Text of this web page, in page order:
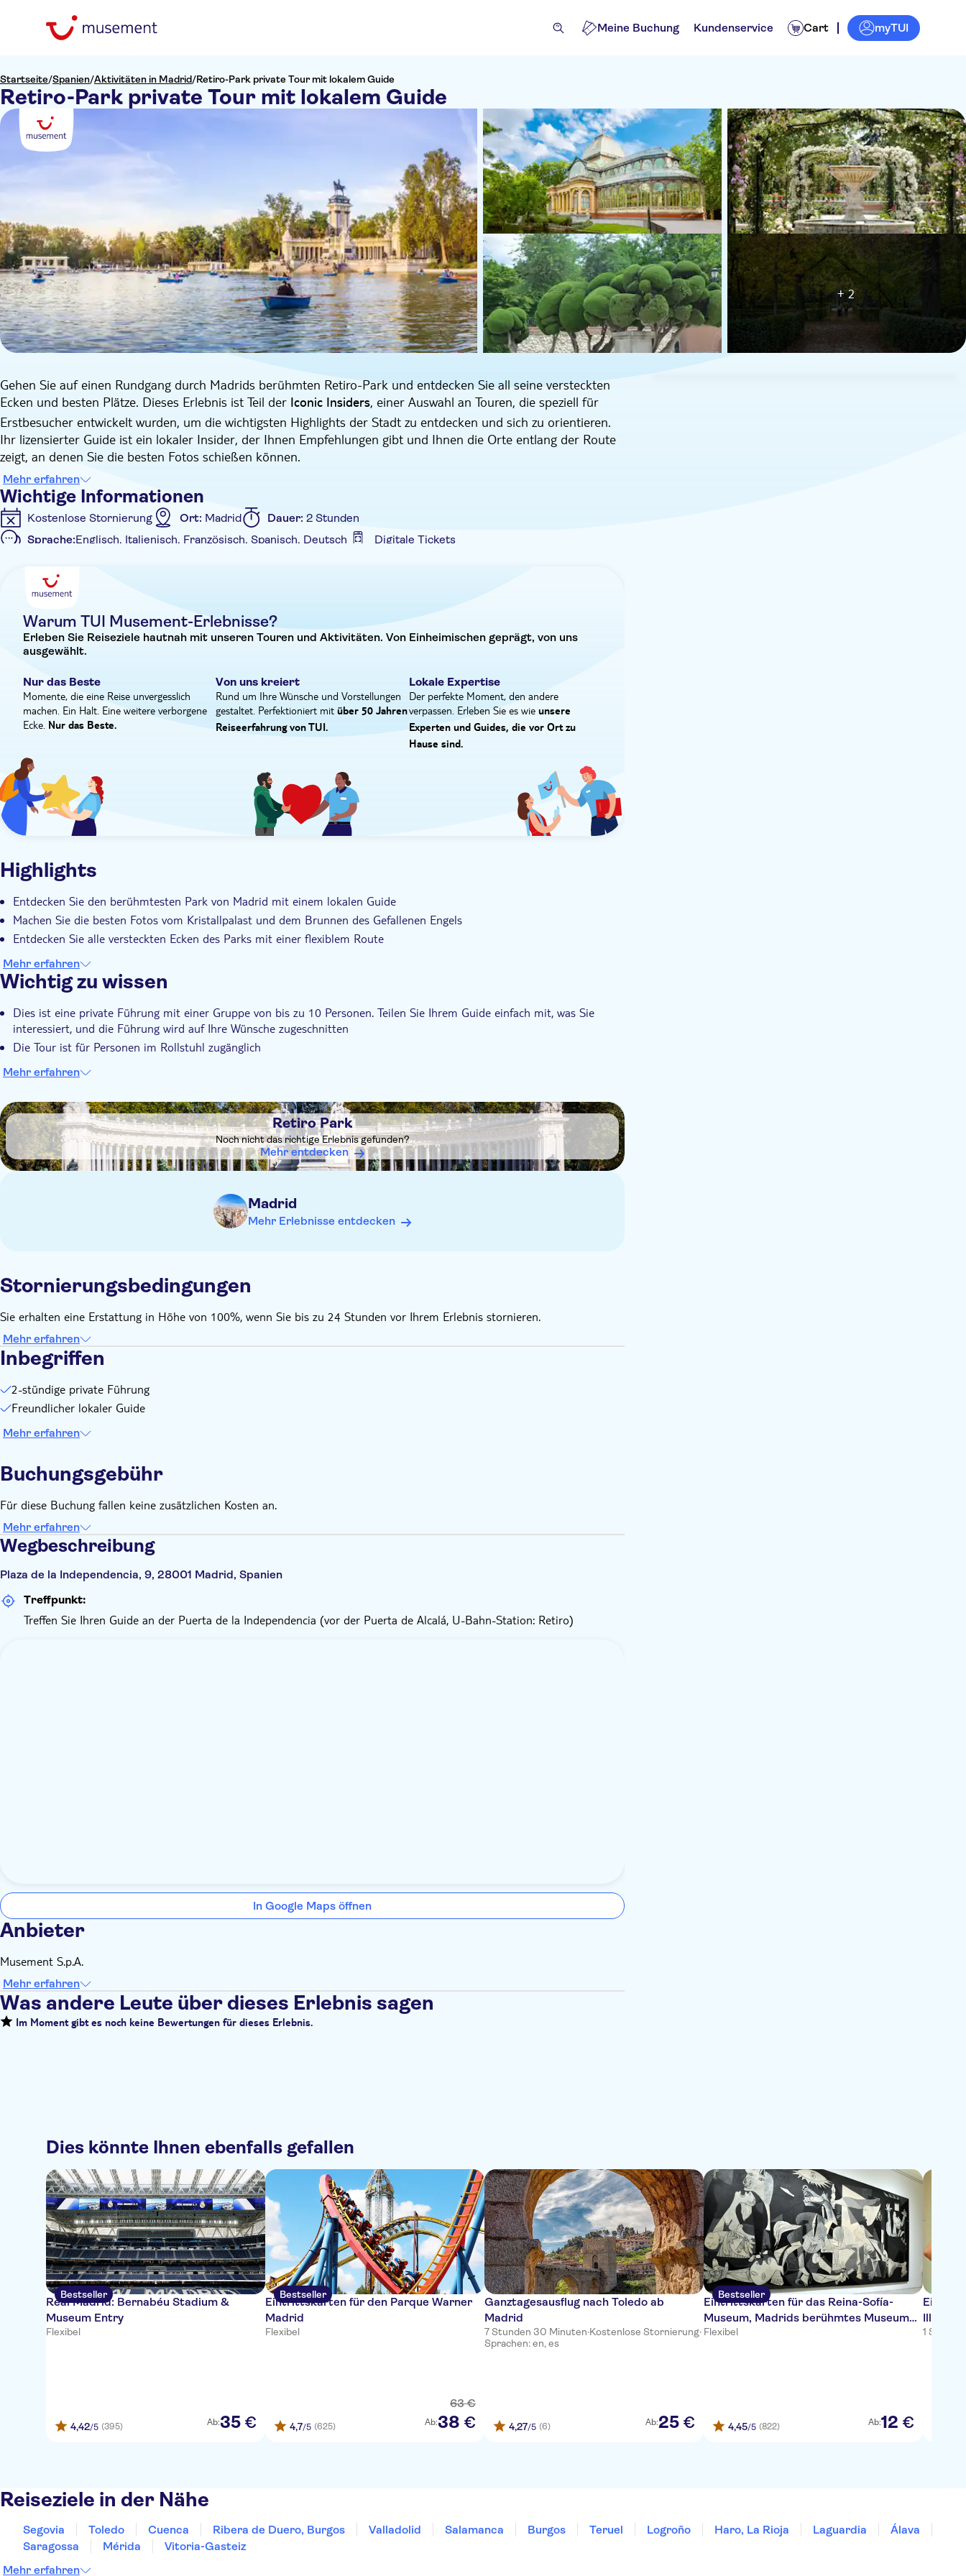
Meine Buchung Kundenservice Cart myTUI
Startseite/Spanien/Aktivitäten in Madrid/Retiro-Park private Tour mit lokalem Guide
Retiro-Park private Tour mit lokalem Guide
+ 2
Gehen Sie auf einen Rundgang durch Madrids berühmten Retiro-Park und entdecken Sie all seine versteckten
Ecken und besten Plätze. Dieses Erlebnis ist Teil der Iconic Insiders, einer Auswahl an Touren, die speziell für
Erstbesucher entwickelt wurden, um die wichtigsten Highlights der Stadt zu entdecken und sich zu orientieren.
Ihr lizensierter Guide ist ein lokaler Insider, der Ihnen Empfehlungen gibt und Ihnen die Orte entlang der Route
zeigt, an denen Sie die besten Fotos schießen können.
Sie beginnen Ihr Erlebnis mit einem Spaziergang durch die einzigartigen Landschaften des Parks und machen
die besten Instagram-tauglichen Fotos an emblematischen Orten wie dem schönen Teich und dem Kristallpalast.
Folgen Sie Ihrem erfahrenen Guide und bewundern Sie den Brunnen des Gefallenen Engels (Fuente del Ángel
Caído), ein Meisterwerk des spanischen Bildhauers Ricardo Bellver.
Das Madrider Wahrzeichen gehörte bis zum späten 19. Jahrhundert der spanischen Monarchie, bis es zu einer
zu erfahren, während Sie ihn in ihrem eigenen Tempo erkunden.
Mehr erfahren
Wichtige Informationen
Kostenlose Stornierung Ort: Madrid Dauer: 2 Stunden
Sprache:Englisch, Italienisch, Französisch, Spanisch, Deutsch Digitale Tickets
Sofortbestätigung
Warum TUI Musement-Erlebnisse?
Erleben Sie Reiseziele hautnah mit unseren Touren und Aktivitäten. Von Einheimischen geprägt, von uns
ausgewählt.
Nur das Beste
Momente, die eine Reise unvergesslich
machen. Ein Halt. Eine weitere verborgene
Ecke. Nur das Beste.
Von uns kreiert
Rund um Ihre Wünsche und Vorstellungen
gestaltet. Perfektioniert mitüber 50 Jahren
Reiseerfahrung von TUI.
Lokale Expertise
Der perfekte Moment, den andere
verpassen. Erleben Sie es wie unsere
Experten und Guides, die vor Ort zu
Hause sind.
Highlights
Entdecken Sie den berühmtesten Park von Madrid mit einem lokalen Guide
Machen Sie die besten Fotos vom Kristallpalast und dem Brunnen des Gefallenen Engels
Entdecken Sie alle versteckten Ecken des Parks mit einer flexiblem Route
Mehr erfahren
Wichtig zu wissen
Dies ist eine private Führung mit einer Gruppe von bis zu 10 Personen. Teilen Sie Ihrem Guide einfach mit, was Sie
interessiert, und die Führung wird auf Ihre Wünsche zugeschnitten
Die Tour ist für Personen im Rollstuhl zugänglich
Mehr erfahren
DSA1Retiro Park
Retiro Park
Noch nicht das richtige Erlebnis gefunden?
Mehr entdecken
Madrid
Mehr Erlebnisse entdecken
Stornierungsbedingungen
Sie erhalten eine Erstattung in Höhe von 100%, wenn Sie bis zu 24 Stunden vor Ihrem Erlebnis stornieren.
Mehr erfahren
Inbegriffen
2-stündige private Führung
Freundlicher lokaler Guide
Mehr erfahren
Buchungsgebühr
Für diese Buchung fallen keine zusätzlichen Kosten an.
Mehr erfahren
Wegbeschreibung
Plaza de la Independencia, 9, 28001 Madrid, Spanien
Treffpunkt:
Treffen Sie Ihren Guide an der Puerta de la Independencia (vor der Puerta de Alcalá, U-Bahn-Station: Retiro)
In Google Maps öffnen
Anbieter
Musement S.p.A.
Mehr erfahren
Was andere Leute über dieses Erlebnis sagen
Im Moment gibt es noch keine Bewertungen für dieses Erlebnis.
Dies könnte Ihnen ebenfalls gefallen
Bestseller
Real Madrid: Bernabéu Stadium &
Museum Entry
Flexibel
4,42/5 (395) Ab:35 €
Bestseller
Eintrittskarten für den Parque Warner
Madrid
Flexibel
4,7/5 (625)
63 €
Ab:38 €
Ganztagesausflug nach Toledo ab
Madrid
7 Stunden 30 Minuten·Kostenlose Stornierung·
Sprachen: en, es
4,27/5 (6) Ab:25 €
Bestseller
Eintrittskarten für das Reina-Sofía-
Museum, Madrids berühmtes Museum
für moderne Kunst
Flexibel
4,45/5 (822) Ab:12 €
1 Stunde
Reiseziele in der Nähe
Segovia Toledo Cuenca Ribera de Duero, Burgos Valladolid Salamanca Burgos Teruel Logroño Haro, La Rioja Laguardia
Álava
Saragossa
Mérida
Vitoria-Gasteiz
Mehr erfahren